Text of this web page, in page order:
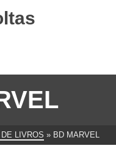
LIVROS » BD MARVEL